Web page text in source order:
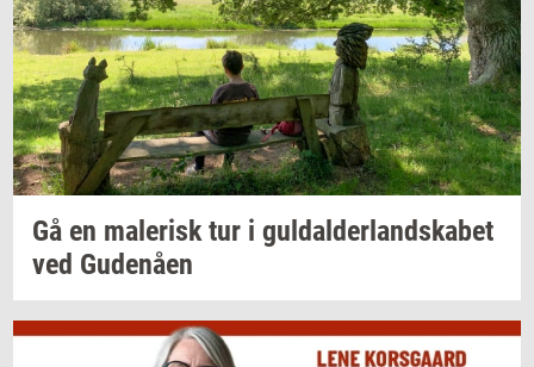
Gå en ma­le­risktur i gul­dal­der­land­ska­bet
ved Gu­denå­en